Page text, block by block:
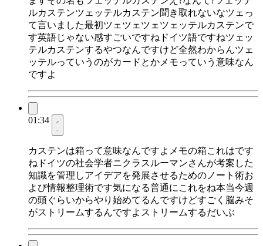
ルカステンツェッテルカステン聞き取れないなツェっ
て言いました最初ツェツェツェツェッテルカステンで
す英語じゃない感すごいですねドイツ語ですねツェッ
テルカステンするやつなんですけど全然わからんツェ
ッテルっていうのがカードとかメモっていう意味なん
ですよ
01:34
カステンは箱って意味なんですよメモの箱これはです
ねドイツの社会学者ニクラスルーマンさんが考案した
知識を管理しアイデアを発展させるためのノート術お
よび情報整理術です気になる普通にこれをね本当今週
の頭ぐらいからやり始めてるんですけどすごく脳みそ
がストリームするんですよストリームするだいぶ